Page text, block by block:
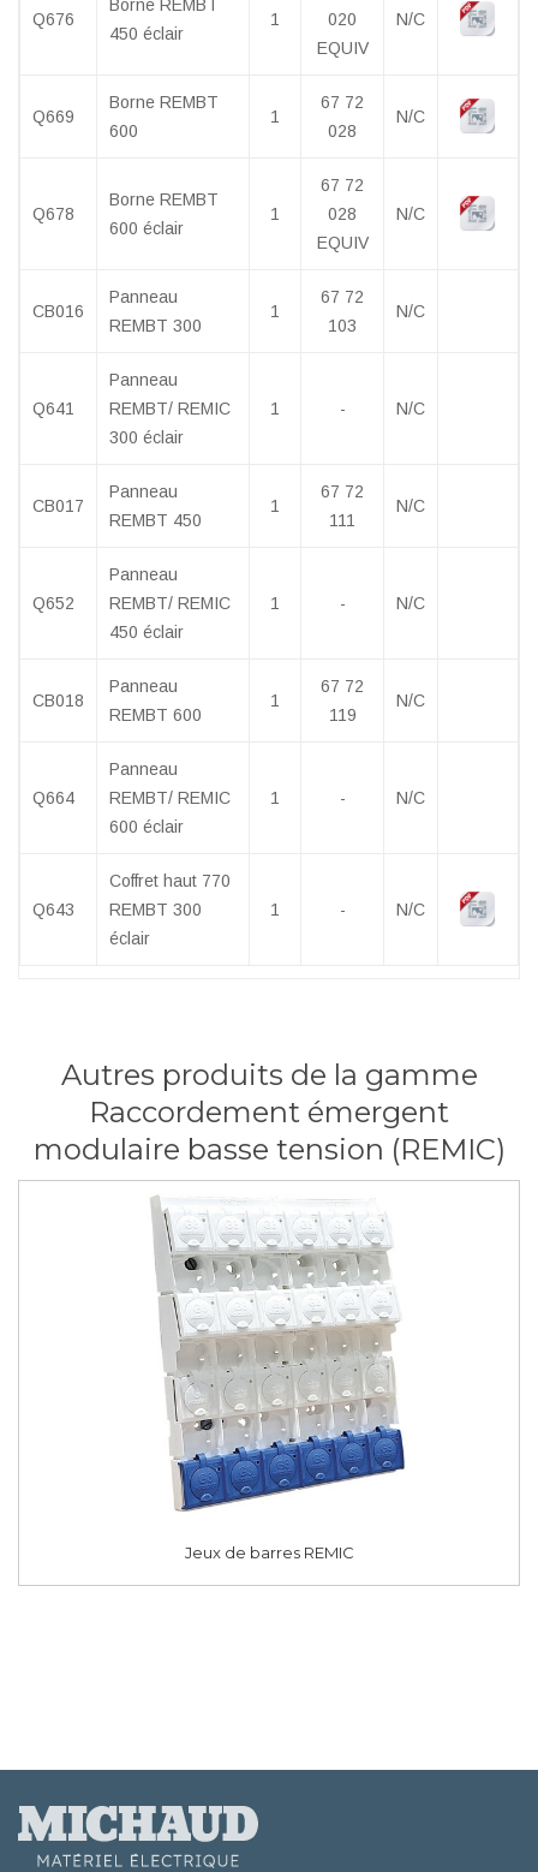
Q676
Borne REMBT
450 éclair
1
020
EQUIV
N/C
Q669
Borne REMBT
600
1
67 72
028
N/C
Q678
Borne REMBT
600 éclair
1
67 72
028
EQUIV
N/C
CB016
Panneau
REMBT 300
1
67 72
103
N/C
Q641
Panneau
REMBT/ REMIC
300 éclair
1 - N/C
CB017
Panneau
REMBT 450
1
67 72
111
N/C
Q652
Panneau
REMBT/ REMIC
450 éclair
1 - N/C
CB018
Panneau
REMBT 600
1
67 72
119
N/C
Q664
Panneau
REMBT/ REMIC
600 éclair
1 - N/C
Q643
Coffret haut 770
REMBT 300
éclair
1 - N/C
Autres produits de la gamme
Raccordement émergent
modulaire basse tension (REMIC)
Jeux de barres REMIC